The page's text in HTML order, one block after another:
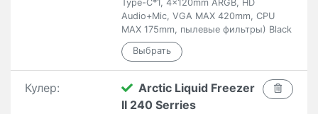
Type-C*1, 4x120mm ARGB, HD
Audio+Mic, VGA MAX 420mm, CPU
MAX 175mm, пылевые фильтры) Black
Кулер:
Arctic Liquid Freezer
II 240 Serries